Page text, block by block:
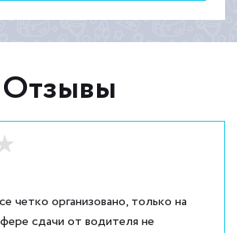
Отзывы
четко организовано, только на
сдачи от водителя не